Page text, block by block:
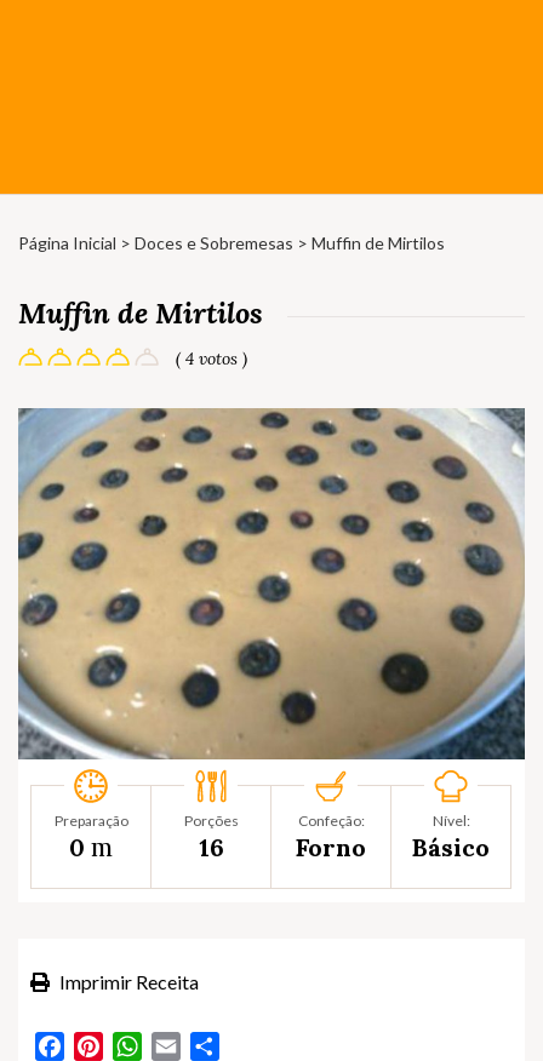
Página Inicial > Doces e Sobremesas > Muffin de Mirtilos
Muffin de Mirtilos
( 4 votos )
Preparação
0 m
Porções
16
Confeção:
Forno
Nível:
Básico
Imprimir Receita
FacebookPinterestWhatsApp
Email